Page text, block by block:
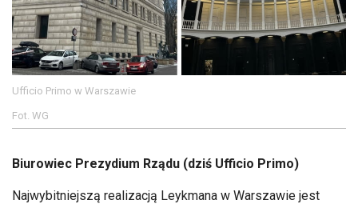
Ufficio Primo w Warszawie
Fot. WG
Biurowiec Prezydium Rządu (dziś Ufficio Primo)
Najwybitniejszą realizacją Leykmana w Warszawie jest